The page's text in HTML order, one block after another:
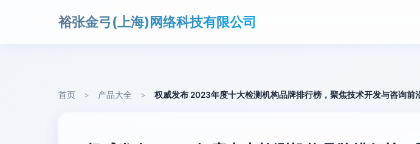
裕张金弓(上海)网络科技有限公司
首页 > 产品大全 > 权威发布 2023年度十大检测机构品牌排行榜，聚焦技术开发与咨询前